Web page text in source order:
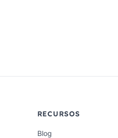
RECURSOS
Blog